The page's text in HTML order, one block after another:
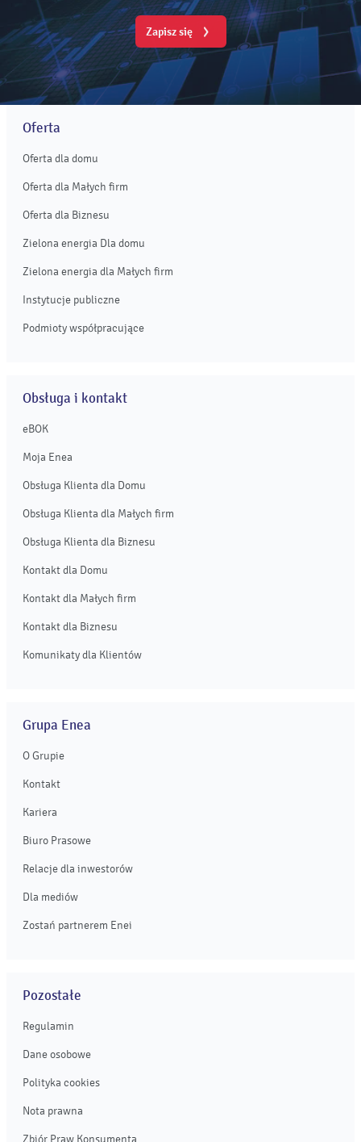
Zapisz się
Oferta
Oferta dla domu
Oferta dla Małych firm
Oferta dla Biznesu
Zielona energia Dla domu
Zielona energia dla Małych firm
Instytucje publiczne
Podmioty współpracujące
Obsługa i kontakt
eBOK
Moja Enea
Obsługa Klienta dla Domu
Obsługa Klienta dla Małych firm
Obsługa Klienta dla Biznesu
Kontakt dla Domu
Kontakt dla Małych firm
Kontakt dla Biznesu
Komunikaty dla Klientów
Grupa Enea
O Grupie
Kontakt
Kariera
Biuro Prasowe
Relacje dla inwestorów
Dla mediów
Zostań partnerem Enei
Pozostałe
Regulamin
Dane osobowe
Polityka cookies
Nota prawna